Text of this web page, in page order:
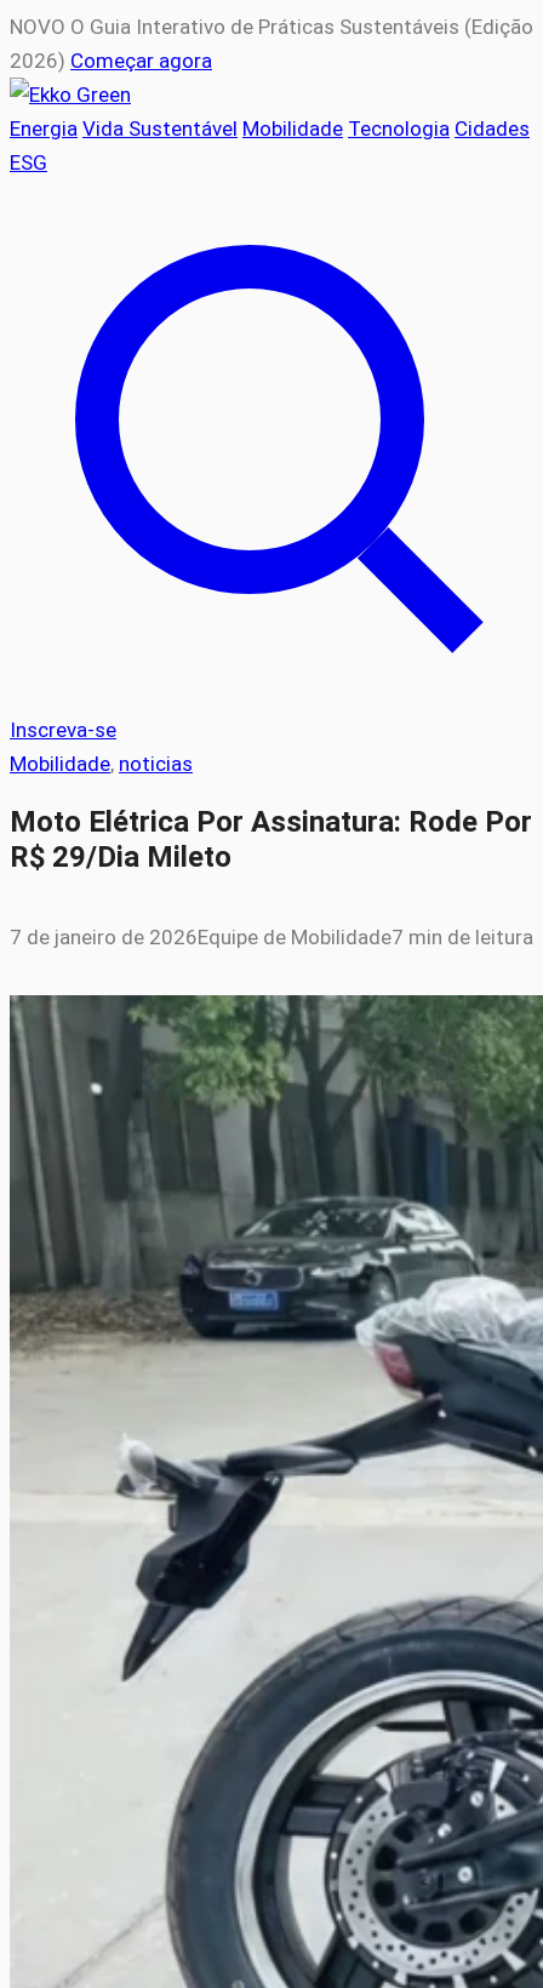
NOVO O Guia Interativo de Práticas Sustentáveis (Edição
2026) Começar agora
Energia Vida Sustentável Mobilidade Tecnologia Cidades
ESG
Inscreva-se
Mobilidade, noticias
Moto Elétrica Por Assinatura: Rode Por
R$ 29/Dia Mileto
7 de janeiro de 2026Equipe de Mobilidade7 min de leitura